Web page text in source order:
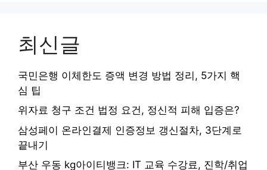
최신글
국민은행 이체한도 증액 변경 방법 정리, 5가지 핵
심 팁
위자료 청구 조건 법정 요건, 정신적 피해 입증은?
삼성페이 온라인결제 인증정보 갱신절차, 3단계로
끝내기
부산 우동 kg아이티뱅크: IT 교육 수강료, 진학/취업